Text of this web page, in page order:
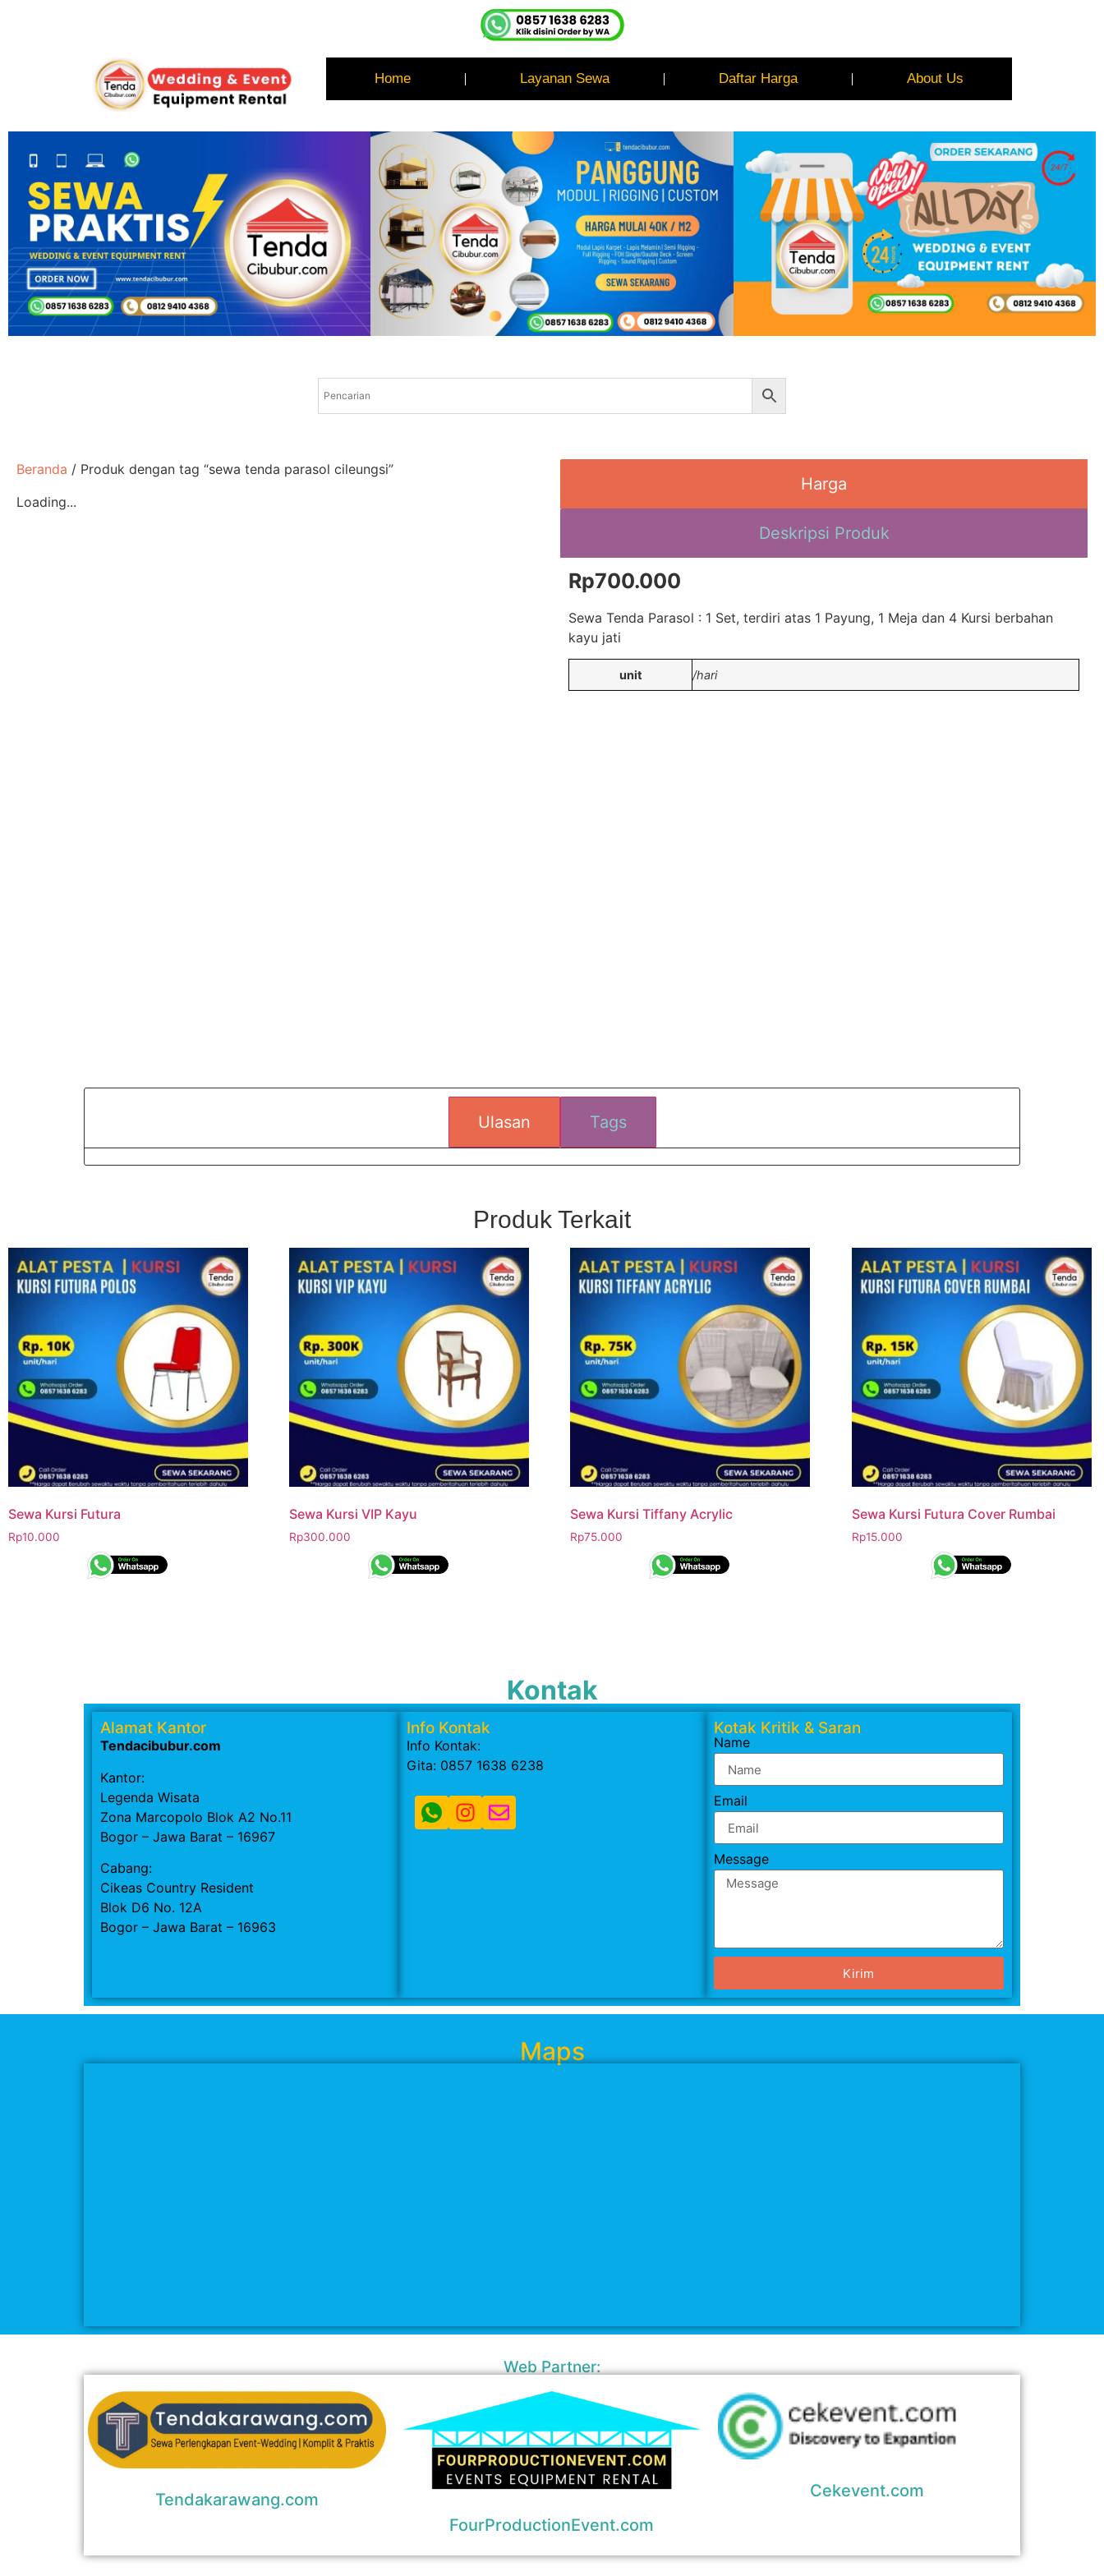
Home Layanan Sewa Daftar Harga About Us
Beranda / Produk dengan tag “sewa tenda parasol cileungsi”
Loading...
Harga
Deskripsi Produk
Rp700.000
Sewa Tenda Parasol : 1 Set, terdiri atas 1 Payung, 1 Meja dan 4 Kursi berbahan
kayu jati
unit /hari
Ulasan Tags
Produk Terkait
Sewa Kursi Futura
Rp10.000
Sewa Kursi VIP Kayu
Rp300.000
Sewa Kursi Tiffany Acrylic
Rp75.000
Sewa Kursi Futura Cover Rumbai
Rp15.000
Kontak
Alamat Kantor
Tendacibubur.com
Kantor:
Legenda Wisata
Zona Marcopolo Blok A2 No.11
Bogor – Jawa Barat – 16967
Cabang:
Cikeas Country Resident
Blok D6 No. 12A
Bogor – Jawa Barat – 16963
Info Kontak
Info Kontak:
Gita: 0857 1638 6238
Kotak Kritik & Saran
Name
Email
Message
Kirim
Maps
Web Partner:
Tendakarawang.com
FourProductionEvent.com
Cekevent.com